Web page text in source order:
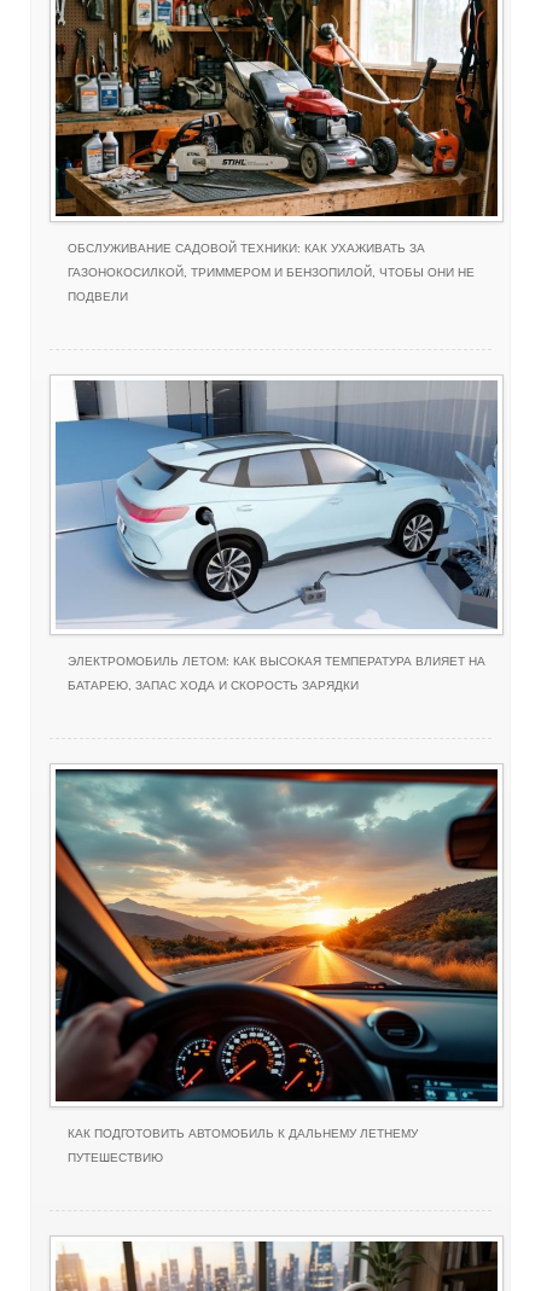
ОБСЛУЖИВАНИЕ САДОВОЙ ТЕХНИКИ: КАК УХАЖИВАТЬ ЗА
ГАЗОНОКОСИЛКОЙ, ТРИММЕРОМ И БЕНЗОПИЛОЙ, ЧТОБЫ ОНИ НЕ
ПОДВЕЛИ
ЭЛЕКТРОМОБИЛЬ ЛЕТОМ: КАК ВЫСОКАЯ ТЕМПЕРАТУРА ВЛИЯЕТ НА
БАТАРЕЮ, ЗАПАС ХОДА И СКОРОСТЬ ЗАРЯДКИ
КАК ПОДГОТОВИТЬ АВТОМОБИЛЬ К ДАЛЬНЕМУ ЛЕТНЕМУ
ПУТЕШЕСТВИЮ